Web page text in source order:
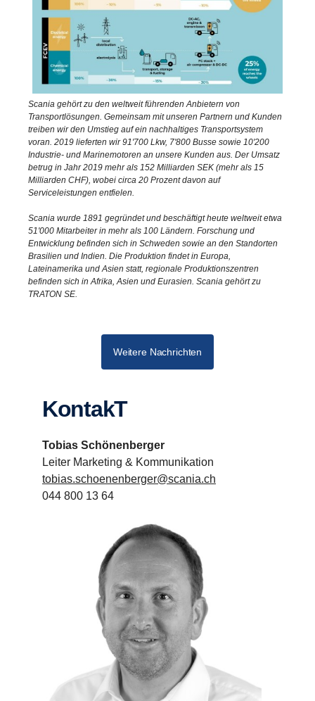
Scania gehört zu den weltweit führenden Anbietern von
Transportlösungen. Gemeinsam mit unseren Partnern und Kunden
treiben wir den Umstieg auf ein nachhaltiges Transportsystem
voran. 2019 lieferten wir 91'700 Lkw, 7'800 Busse sowie 10'200
Industrie- und Marinemotoren an unsere Kunden aus. Der Umsatz
betrug in Jahr 2019 mehr als 152 Milliarden SEK (mehr als 15
Milliarden CHF), wobei circa 20 Prozent davon auf
Serviceleistungen entfielen.
Scania wurde 1891 gegründet und beschäftigt heute weltweit etwa
51'000 Mitarbeiter in mehr als 100 Ländern. Forschung und
Entwicklung befinden sich in Schweden sowie an den Standorten
Brasilien und Indien. Die Produktion findet in Europa,
Lateinamerika und Asien statt, regionale Produktionszentren
befinden sich in Afrika, Asien und Eurasien. Scania gehört zu
TRATON SE.
Weitere Nachrichten
KontakT
Tobias Schönenberger
Leiter Marketing & Kommunikation
tobias.schoenenberger@scania.ch
044 800 13 64